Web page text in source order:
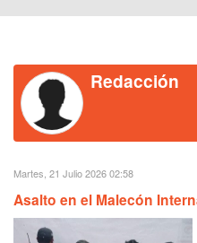
Redacción
Martes, 21 Julio 2026 02:58
Asalto en el Malecón